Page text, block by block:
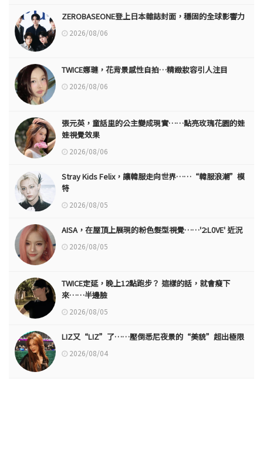
ZEROBASEONE登上日本雜誌封面，穩固的全球影響力
2026/08/06
TWICE娜璉，花背景感性自拍…精緻妝容引人注目
2026/08/06
張元英，童話里的公主變成現實……點亮玫瑰花園的娃
娃視覺效果
2026/08/06
Stray Kids Felix，讓韓服走向世界……“韓服浪潮”模
特
2026/08/05
AISA，在屋頂上展現的粉色髮型視覺……'2:L0VE' 近況
2026/08/05
TWICE定延，晚上12點跑步？ 這樣的話，就會瘦下
來……半邊臉
2026/08/05
LIZ又“LIZ”了……壓倒悉尼夜景的“美貌”超出極限
2026/08/04